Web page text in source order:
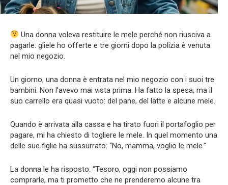
Una donna voleva restituire le mele perché non riusciva a
pagarle: gliele ho offerte e tre giorni dopo la polizia è venuta
nel mio negozio.
Un giorno, una donna è entrata nel mio negozio con i suoi tre
bambini. Non l’avevo mai vista prima. Ha fatto la spesa, ma il
suo carrello era quasi vuoto: del pane, del latte e alcune mele.
Quando è arrivata alla cassa e ha tirato fuori il portafoglio per
pagare, mi ha chiesto di togliere le mele. In quel momento una
delle sue figlie ha sussurrato: “No, mamma, voglio le mele.”
La donna le ha risposto: “Tesoro, oggi non possiamo
comprarle, ma ti prometto che ne prenderemo alcune tra